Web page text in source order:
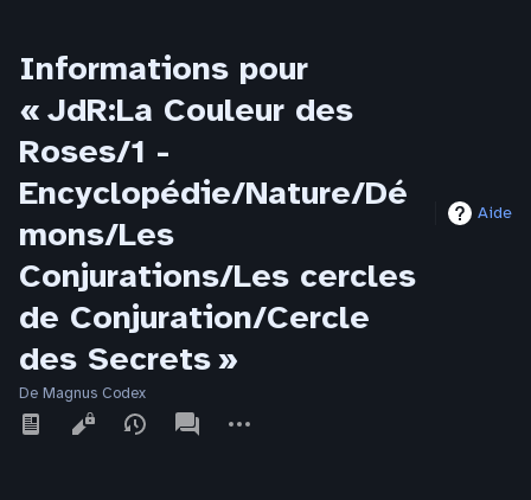
Informations pour
« JdR:La Couleur des
Roses/1 -
Encyclopédie/Nature/Dé
mons/Les
Conjurations/Les cercles
de Conjuration/Cercle
des Secrets »
Aide
De Magnus Codex
Affichages
associated-
pages
actions